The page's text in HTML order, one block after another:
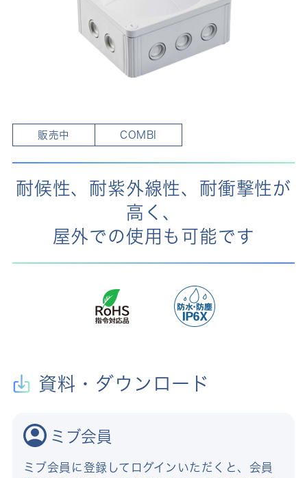
販売中 COMBI
耐候性、耐紫外線性、耐衝撃性が
高く、
屋外での使用も可能です
資料・ダウンロード
ミブ会員
ミブ会員に登録してログインいただくと、会員